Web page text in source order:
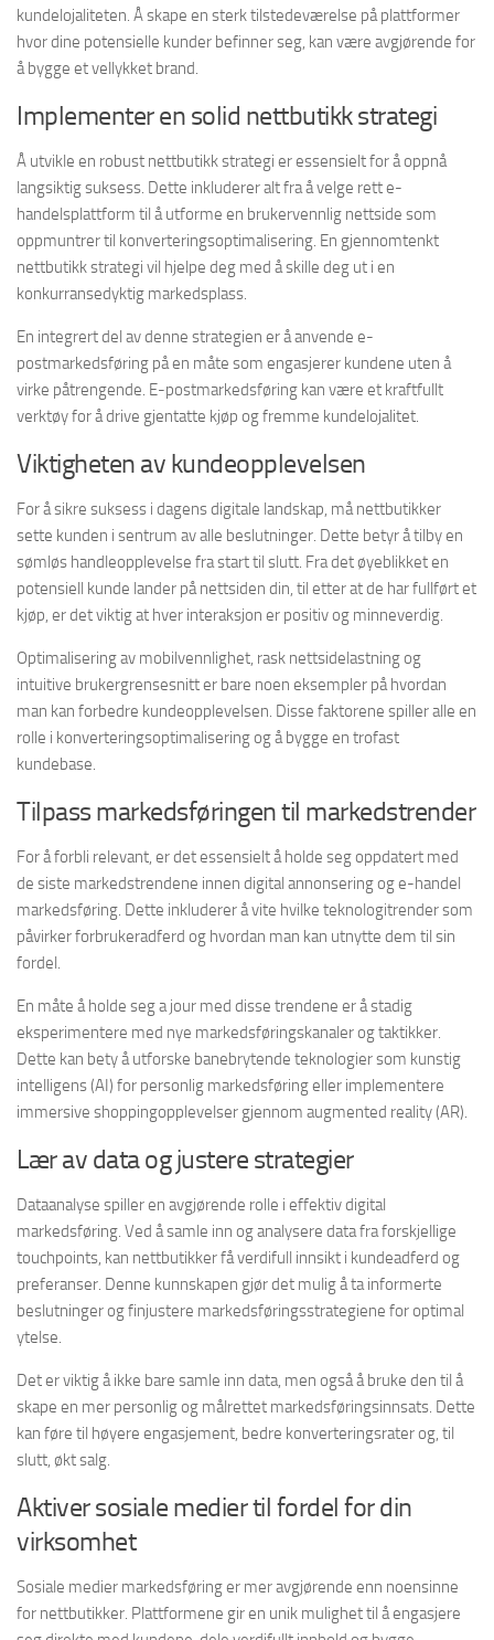
kundelojaliteten. Å skape en sterk tilstedeværelse på plattformer
hvor dine potensielle kunder befinner seg, kan være avgjørende for
å bygge et vellykket brand.
Implementer en solid nettbutikk strategi
Å utvikle en robust nettbutikk strategi er essensielt for å oppnå
langsiktig suksess. Dette inkluderer alt fra å velge rett e-
handelsplattform til å utforme en brukervennlig nettside som
oppmuntrer til konverteringsoptimalisering. En gjennomtenkt
nettbutikk strategi vil hjelpe deg med å skille deg ut i en
konkurransedyktig markedsplass.
En integrert del av denne strategien er å anvende e-
postmarkedsføring på en måte som engasjerer kundene uten å
virke påtrengende. E-postmarkedsføring kan være et kraftfullt
verktøy for å drive gjentatte kjøp og fremme kundelojalitet.
Viktigheten av kundeopplevelsen
For å sikre suksess i dagens digitale landskap, må nettbutikker
sette kunden i sentrum av alle beslutninger. Dette betyr å tilby en
sømløs handleopplevelse fra start til slutt. Fra det øyeblikket en
potensiell kunde lander på nettsiden din, til etter at de har fullført et
kjøp, er det viktig at hver interaksjon er positiv og minneverdig.
Optimalisering av mobilvennlighet, rask nettsidelastning og
intuitive brukergrensesnitt er bare noen eksempler på hvordan
man kan forbedre kundeopplevelsen. Disse faktorene spiller alle en
rolle i konverteringsoptimalisering og å bygge en trofast
kundebase.
Tilpass markedsføringen til markedstrender
For å forbli relevant, er det essensielt å holde seg oppdatert med
de siste markedstrendene innen digital annonsering og e-handel
markedsføring. Dette inkluderer å vite hvilke teknologitrender som
påvirker forbrukeradferd og hvordan man kan utnytte dem til sin
fordel.
En måte å holde seg a jour med disse trendene er å stadig
eksperimentere med nye markedsføringskanaler og taktikker.
Dette kan bety å utforske banebrytende teknologier som kunstig
intelligens (AI) for personlig markedsføring eller implementere
immersive shoppingopplevelser gjennom augmented reality (AR).
Lær av data og justere strategier
Dataanalyse spiller en avgjørende rolle i effektiv digital
markedsføring. Ved å samle inn og analysere data fra forskjellige
touchpoints, kan nettbutikker få verdifull innsikt i kundeadferd og
preferanser. Denne kunnskapen gjør det mulig å ta informerte
beslutninger og finjustere markedsføringsstrategiene for optimal
ytelse.
Det er viktig å ikke bare samle inn data, men også å bruke den til å
skape en mer personlig og målrettet markedsføringsinnsats. Dette
kan føre til høyere engasjement, bedre konverteringsrater og, til
slutt, økt salg.
Aktiver sosiale medier til fordel for din
virksomhet
Sosiale medier markedsføring er mer avgjørende enn noensinne
for nettbutikker. Plattformene gir en unik mulighet til å engasjere